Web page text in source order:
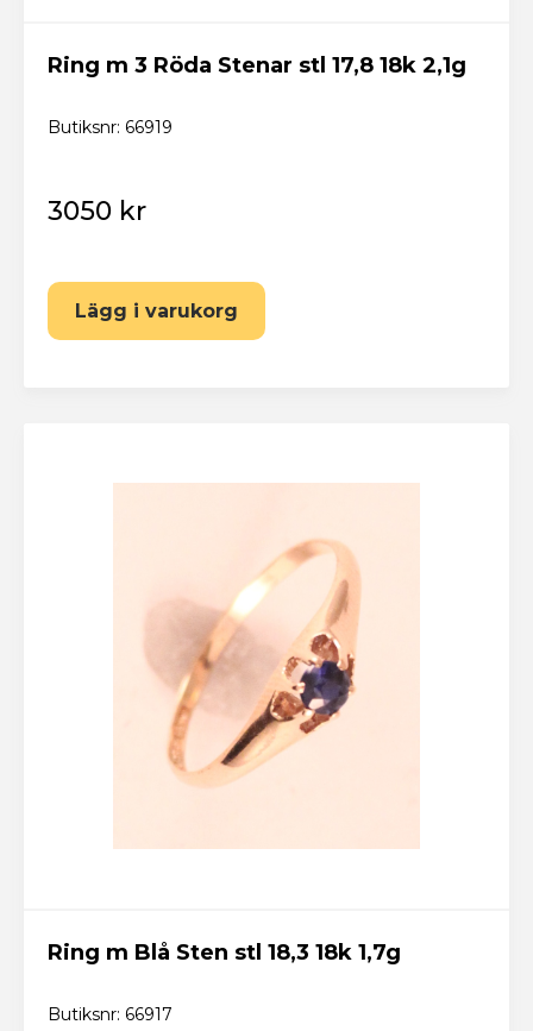
Ring m 3 Röda Stenar stl 17,8 18k 2,1g
Butiksnr: 66919
3050 kr
Lägg i varukorg
Ring m Blå Sten stl 18,3 18k 1,7g
Butiksnr: 66917